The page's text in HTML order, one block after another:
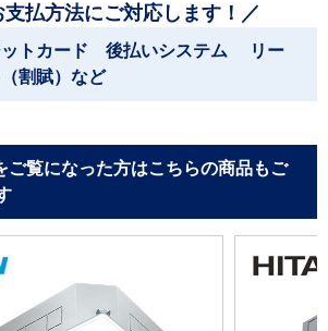
支払方法にご対応します！／
トカード 後払いシステム リー
割賦）など
ご覧になった方はこちらの商品もご